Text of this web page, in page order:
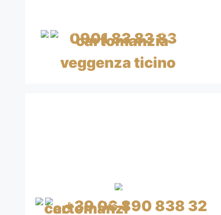
0901 83 83 83
CHF 0.99/min IVA inclusa
+39 06 890 838 32